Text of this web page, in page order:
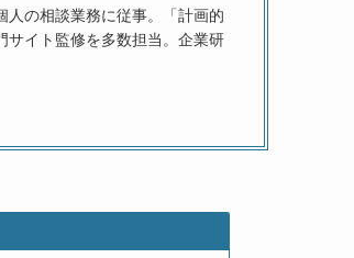
人の相談業務に従事。「計画的
サイト監修を多数担当。企業研